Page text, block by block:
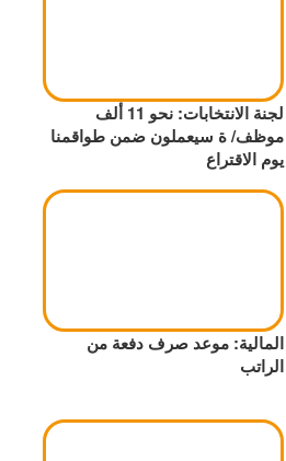
لجنة الانتخابات: نحو 11 ألف
موظف/ ة سيعملون ضمن طواقمنا
يوم الاقتراع
المالية: موعد صرف دفعة من
الراتب